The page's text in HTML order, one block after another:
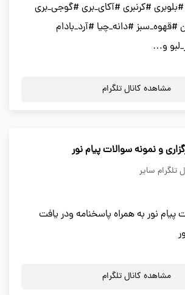
#کرنبرى #آکاى_برى #گوجى_برى
#قهوه_سبز #دانه_چیا #آرد_بادام
و…
مشاهده کانال تلگرام
و نمونه سوالات پیام نور
تلگرام سایر
پیام نور به همراه پاسخنامه ودر یافت
مشاهده کانال تلگرام